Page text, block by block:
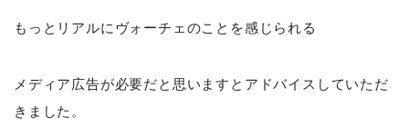
もっとリアルにヴォーチェのことを感じられる
メディア広告が必要だと思いますとアドバイスしていただ
きました。